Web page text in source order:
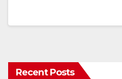
Recent Posts